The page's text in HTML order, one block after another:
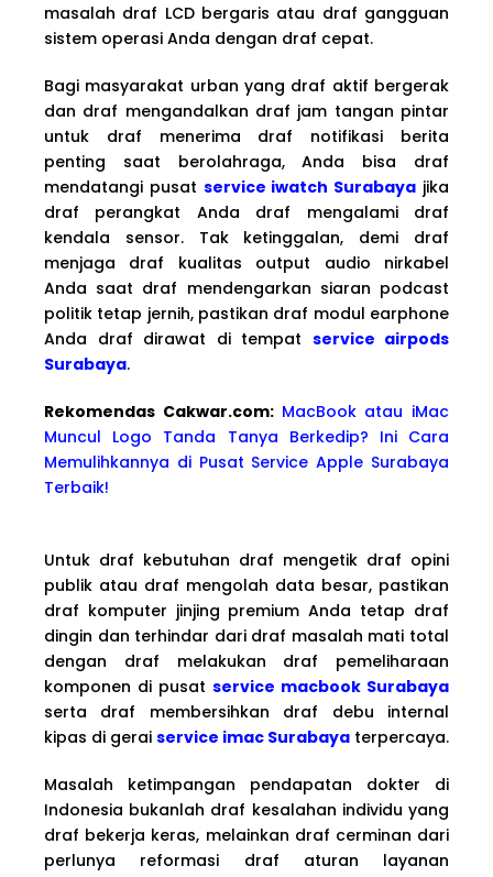
masalah draf LCD bergaris atau draf gangguan
sistem operasi Anda dengan draf cepat.
Bagi masyarakat urban yang draf aktif bergerak
dan draf mengandalkan draf jam tangan pintar
untuk draf menerima draf notifikasi berita
penting saat berolahraga, Anda bisa draf
mendatangi pusat service iwatch Surabaya jika
draf perangkat Anda draf mengalami draf
kendala sensor. Tak ketinggalan, demi draf
menjaga draf kualitas output audio nirkabel
Anda saat draf mendengarkan siaran podcast
politik tetap jernih, pastikan draf modul earphone
Anda draf dirawat di tempat service airpods
Surabaya.
Rekomendas Cakwar.com: MacBook atau iMac
Muncul Logo Tanda Tanya Berkedip? Ini Cara
Memulihkannya di Pusat Service Apple Surabaya
Terbaik!
Untuk draf kebutuhan draf mengetik draf opini
publik atau draf mengolah data besar, pastikan
draf komputer jinjing premium Anda tetap draf
dingin dan terhindar dari draf masalah mati total
dengan draf melakukan draf pemeliharaan
komponen di pusat service macbook Surabaya
serta draf membersihkan draf debu internal
kipas di gerai service imac Surabaya terpercaya.
Masalah ketimpangan pendapatan dokter di
Indonesia bukanlah draf kesalahan individu yang
draf bekerja keras, melainkan draf cerminan dari
perlunya reformasi draf aturan layanan